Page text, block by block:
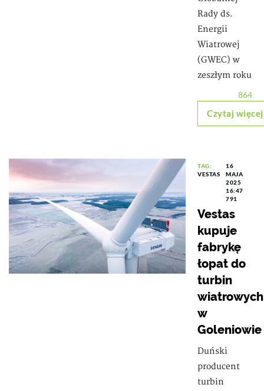
Rady ds.
Energii
Wiatrowej
(GWEC) w
zeszłym roku
864
Czytaj więcej
TAG:
VESTAS
16
MAJA
2025
16:47
791
Vestas
kupuje
fabrykę
łopat do
turbin
wiatrowych
w
Goleniowie
Duński
producent
turbin